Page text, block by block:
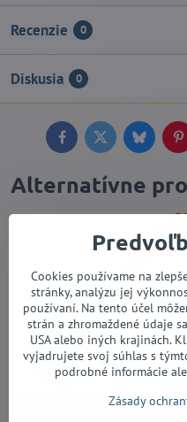
Recenzie 0
Diskusia 0
FacebookTwitterBluesky
Alternatívne
Ibanez GRX40-MLB
Cookies používame na
stránky, analýzu jej
používaní. Na tento účel
strán a zhromaždené údaje
USA alebo iných krajinách.
vyjadrujete svoj súhlas s
podrobné informácie
Zásady